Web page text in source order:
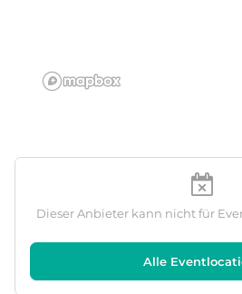
Dieser Anbieter kann nicht für
Alle